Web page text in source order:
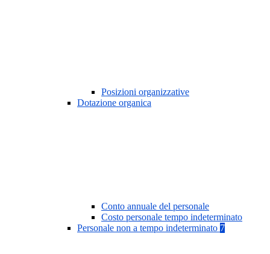
Posizioni organizzative
Dotazione organica
Conto annuale del personale
Costo personale tempo indeterminato
Personale non a tempo indeterminato 7